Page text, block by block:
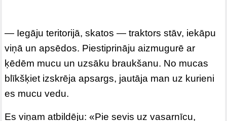
— Iegāju teritorijā, skatos — traktors stāv, iekāpu
viņā un apsēdos. Piestiprināju aizmugurē ar
ķēdēm mucu un uzsāku braukšanu. No mucas
blīkšķiet izskrēja apsargs, jautāja man uz kurieni
es mucu vedu.
Es viņam atbildēju: «Pie sevis uz vasarnīcu,